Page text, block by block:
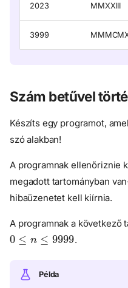
2023 MMXXIII
3999
Szám betűvel
Készíts egy programot,
szó alakban!
A programnak ellenőriznie
megadott tartományban
hibaüzenetet kell kiírnia.
A programnak a következő
0≤n≤9999
.
Példa